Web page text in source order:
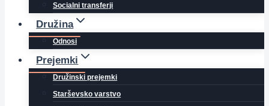
Socialni transferji
Družina
Odnosi
Prejemki
Družinski prejemki
Starševsko varstvo